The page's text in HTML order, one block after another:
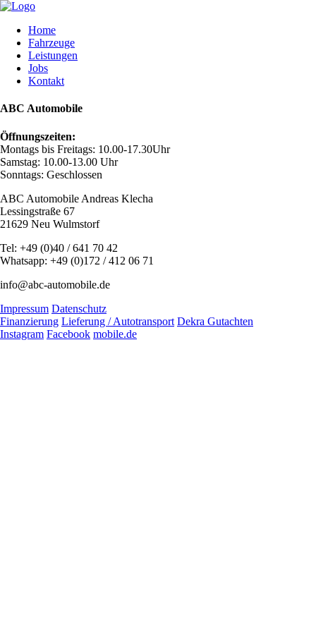
Home
Fahrzeuge
Leistungen
Jobs
Kontakt
ABC Automobile
Öffnungszeiten:
Montags bis Freitags: 10.00-17.30Uhr
Samstag: 10.00-13.00 Uhr
Sonntags: Geschlossen
ABC Automobile Andreas Klecha
Lessingstraße 67
21629 Neu Wulmstorf
Tel: +49 (0)40 / 641 70 42
Whatsapp: +49 (0)172 / 412 06 71
info@abc-automobile.de
Impressum Datenschutz
Finanzierung Lieferung / Autotransport Dekra Gutachten
Instagram Facebook mobile.de